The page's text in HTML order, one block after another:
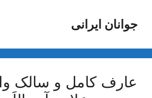
محتواجوانان ایرانی
عارف کامل و سالک